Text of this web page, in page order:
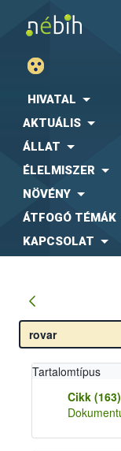
HIVATAL
AKTUÁLIS
ÁLLAT
ÉLELMISZER
NÖVÉNY
ÁTFOGÓ TÉMÁK
KAPCSOLAT
Tartalomtípus
Cikk (163)